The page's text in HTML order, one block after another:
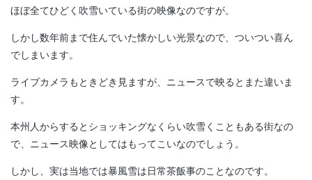
ほぼ全てひどく吹雪いている街の映像なのですが。
しかし数年前まで住んでいた懐かしい光景なので、ついつい喜ん
でしまいます。
ライブカメラもときどき見ますが、ニュースで映るとまた違いま
す。
本州人からするとショッキングなくらい吹雪くこともある街なの
で、ニュース映像としてはもってこいなのでしょう。
しかし、実は当地では暴風雪は日常茶飯事のことなのです。